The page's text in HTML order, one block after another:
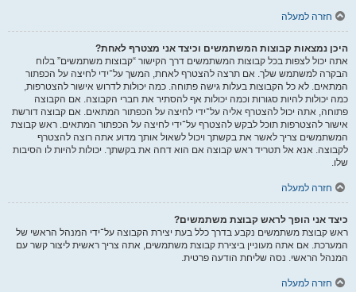
חזרה למעלה
היכן נמצאות קבוצות המשתמשים וכיצד אני מצטרף לאחת?
אתה יכול לצפות בכל קבוצות המשתמשים דרך הקישור “קבוצות משתמשים” בלוח
הבקרה למשתמש שלך. אם תרצה להצטרף לאחת, המשך על־ידי לחיצה על הכפתור
המתאים. לא כל הקבוצות בעלות גישה פתוחה. כמה יכולות לדרוש אישור להצטרפות,
כמה יכולות להיות סגורות וכמה יכולות אף להסתיר את חברי הקבוצה. אם הקבוצה
פתוחה, אתה יכול להצטרף אליה על־ידי לחיצה על הכפתור המתאים. אם קבוצה דורשת
אישור להצטרפות תוכל לבקש להצטרף על־ידי לחיצה על הכפתור המתאים. ראש קבוצת
המשתמשים צריך לאשר את בקשתך ויכול לשאול אותך מדוע אתה רוצה להצטרף
לקבוצה. אנא אל תטריד ראש קבוצה אם הוא דחה את בקשתך. יכולות להיות לו הסיבות
שלו.
חזרה למעלה
כיצד אני הופך לראש קבוצת משתמשים?
ראש קבוצת משתמשים נקבע בדרך כלל בעת יצירת הקבוצה על־ידי המנהל הראשי של
המערכת. אם אתה מעוניין ביצירת קבוצת משתמשים, אתה צריך ראשית ליצור קשר עם
המנהל הראשי. נסה שליחת הודעה פרטית.
חזרה למעלה